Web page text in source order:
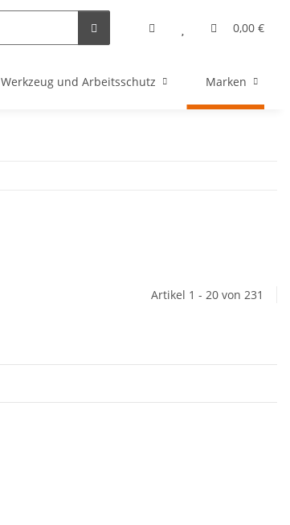
0,00 €
Werkzeug und Arbeitsschutz Marken
Artikel 1 - 20 von 231